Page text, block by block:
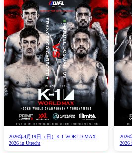
2026年4月19日（日）K-1 WORLD MAX
2026 in Utrecht
2026
2026